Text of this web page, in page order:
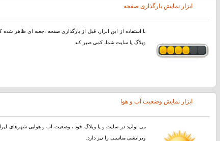
ابزار نمایش بارگذاری صفحه
با استفاده از اين ابزار، قبل از بارگذاری صفحه ،جعبه ای ظاهر شده
وبلاگ یا سایت شما، کمی صبر کند
ابزار نمایش وضعیت آب و هوا
می توانید در سایت و یا وبلاگ خود ، وضعیت آب و هوایی شهرهای
ویرایشی مناسبی را نیز دارد.